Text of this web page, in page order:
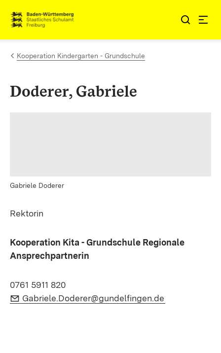
Zum Inhalt springen
Link zur Startseite
Kooperation Kindergarten - Grundschule
Doderer, Gabriele
Gabriele Doderer
Rektorin
Kooperation Kita - Grundschule Regionale
Ansprechpartnerin
0761 5911 820
E-Mail:
Gabriele.Doderer@gundelfingen.de